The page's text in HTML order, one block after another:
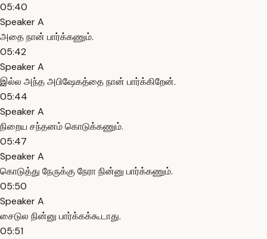
05:40
Speaker A
அதை நான் பார்க்கணும்.
05:42
Speaker A
இல்ல அந்த அபிஷேகத்தை நான் பார்க்கிறேன்.
05:44
Speaker A
நிறைய சந்தனம் கொடுக்கணும்.
05:47
Speaker A
கொடுத்து நேருக்கு நேரா நின்னு பார்க்கணும்.
05:50
Speaker A
சைடுல நின்னு பார்க்கக்கூடாது.
05:51